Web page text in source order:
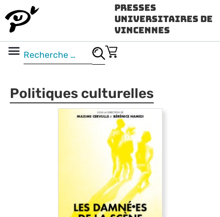
Presses
Universitaires de
Vincennes
Politiques culturelles